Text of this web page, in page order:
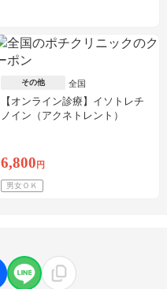
その他 全国
【オンライン診療】イソトレチ
ノイン（アクネトレント）
6,800 円
男女ＯＫ